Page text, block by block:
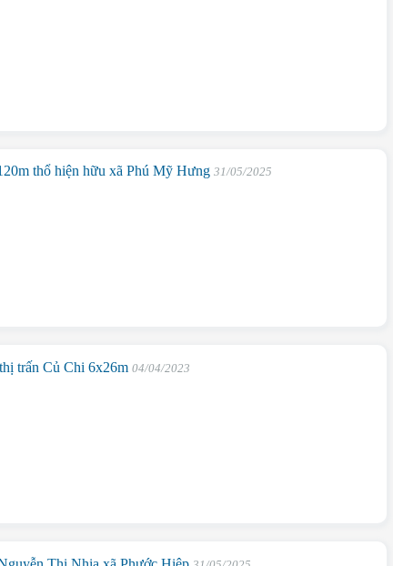
thổ hiện hữu xã Phú Mỹ Hưng31/05/2025
trấn Củ Chi 6x26m04/04/2023